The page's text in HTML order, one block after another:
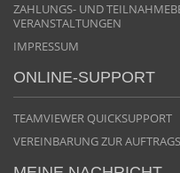
ZAHLUNGS- UND
VERANSTALTUNGEN
IMPRESSUM
ONLINE-SUPPORT
TEAMVIEWER QUICKSUPPORT
VEREINBARUNG ZUR